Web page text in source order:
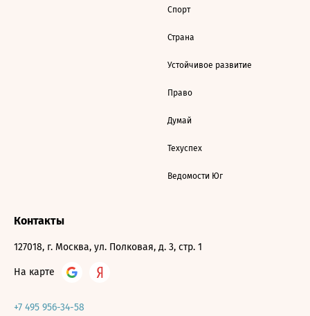
Спорт
Страна
Устойчивое развитие
Право
Думай
Техуспех
Ведомости Юг
Контакты
127018, г. Москва, ул. Полковая, д. 3, стр. 1
На карте
+7 495 956-34-58